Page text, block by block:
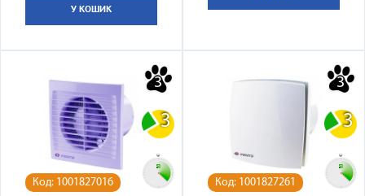
У КОШИК
3
3
Код: 1001827016
3
3
Код: 1001827261